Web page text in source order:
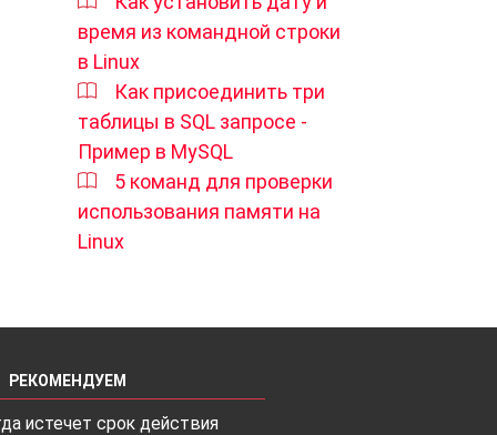
время из командной строки
в Linux
Как присоединить три
таблицы в SQL запросе -
Пример в MySQL
5 команд для проверки
использования памяти на
Linux
РЕКОМЕНДУЕМ
истечет срок действия